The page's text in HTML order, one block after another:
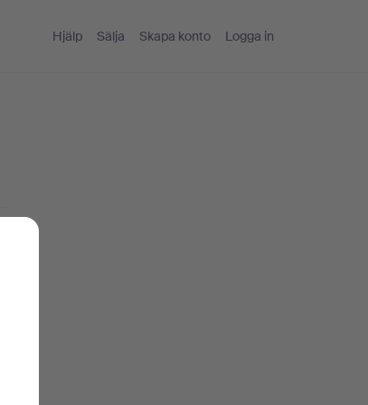
Hjälp Sälja Skapa konto Logga in